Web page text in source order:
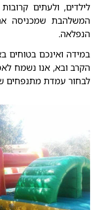
לילדים, ולעתים
המשלהבת שמכניסה
הנפלאה.
במידה ואינכם בטוחים
הקרב ובא, אנו נשמח
לבחור עמדת מתנפחים